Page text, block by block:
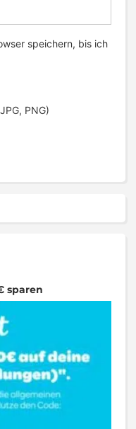
speichern, bis ich
PNG)
sparen